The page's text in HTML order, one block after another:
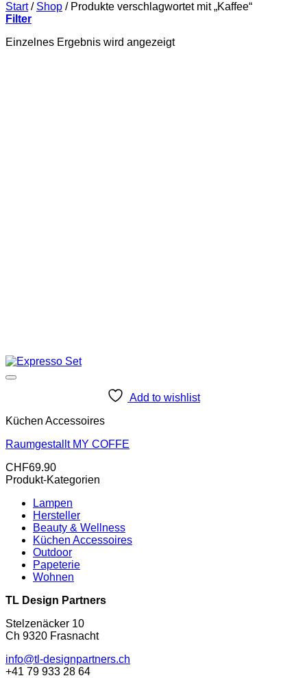
Start / Shop /Produkte verschlagwortet mit „Kaffee“
Filter
Einzelnes Ergebnis wird angezeigt
Add to wishlist
Küchen Accessoires
Raumgestallt MY COFFE
CHF69.90
Produkt-Kategorien
Lampen
Hersteller
Beauty & Wellness
Küchen Accessoires
Outdoor
Papeterie
Wohnen
TL Design Partners
Stelzenäcker 10
Ch 9320 Frasnacht
info@tl-designpartners.ch
+41 79 933 28 64